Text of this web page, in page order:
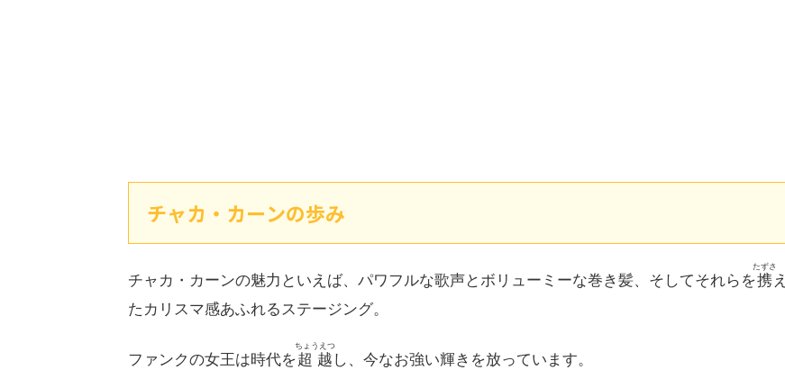
チャカ・カーンの歩み
チャカ・カーンの魅力といえば、パワフルな歌声とボリューミーな巻き髪、そしてそれらを携
たずさ
え
たカリスマ感あふれるステージング。
ファンクの女王は時代を超越
ちょうえつ
し、今なお強い輝きを放っています。